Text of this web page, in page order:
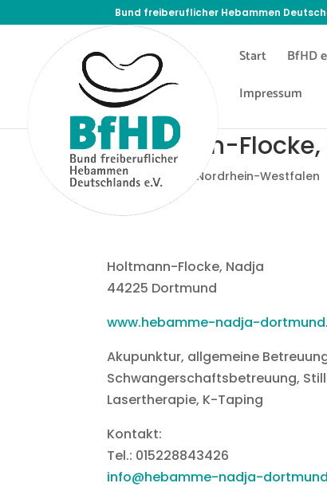
Bund freiberuflicher Hebammen
Start BfHD
Impressum
Holtmann-
23. März 2020 Nordrhein-Westfalen
Holtmann-Flocke, Nadja
44225 Dortmund
www.hebamme-nadja-
Akupunktur, allgemeine
Schwangerschaftsbetreuung,
Lasertherapie, K-Taping
Kontakt:
Tel.: 015228843426
info@hebamme-nadja-